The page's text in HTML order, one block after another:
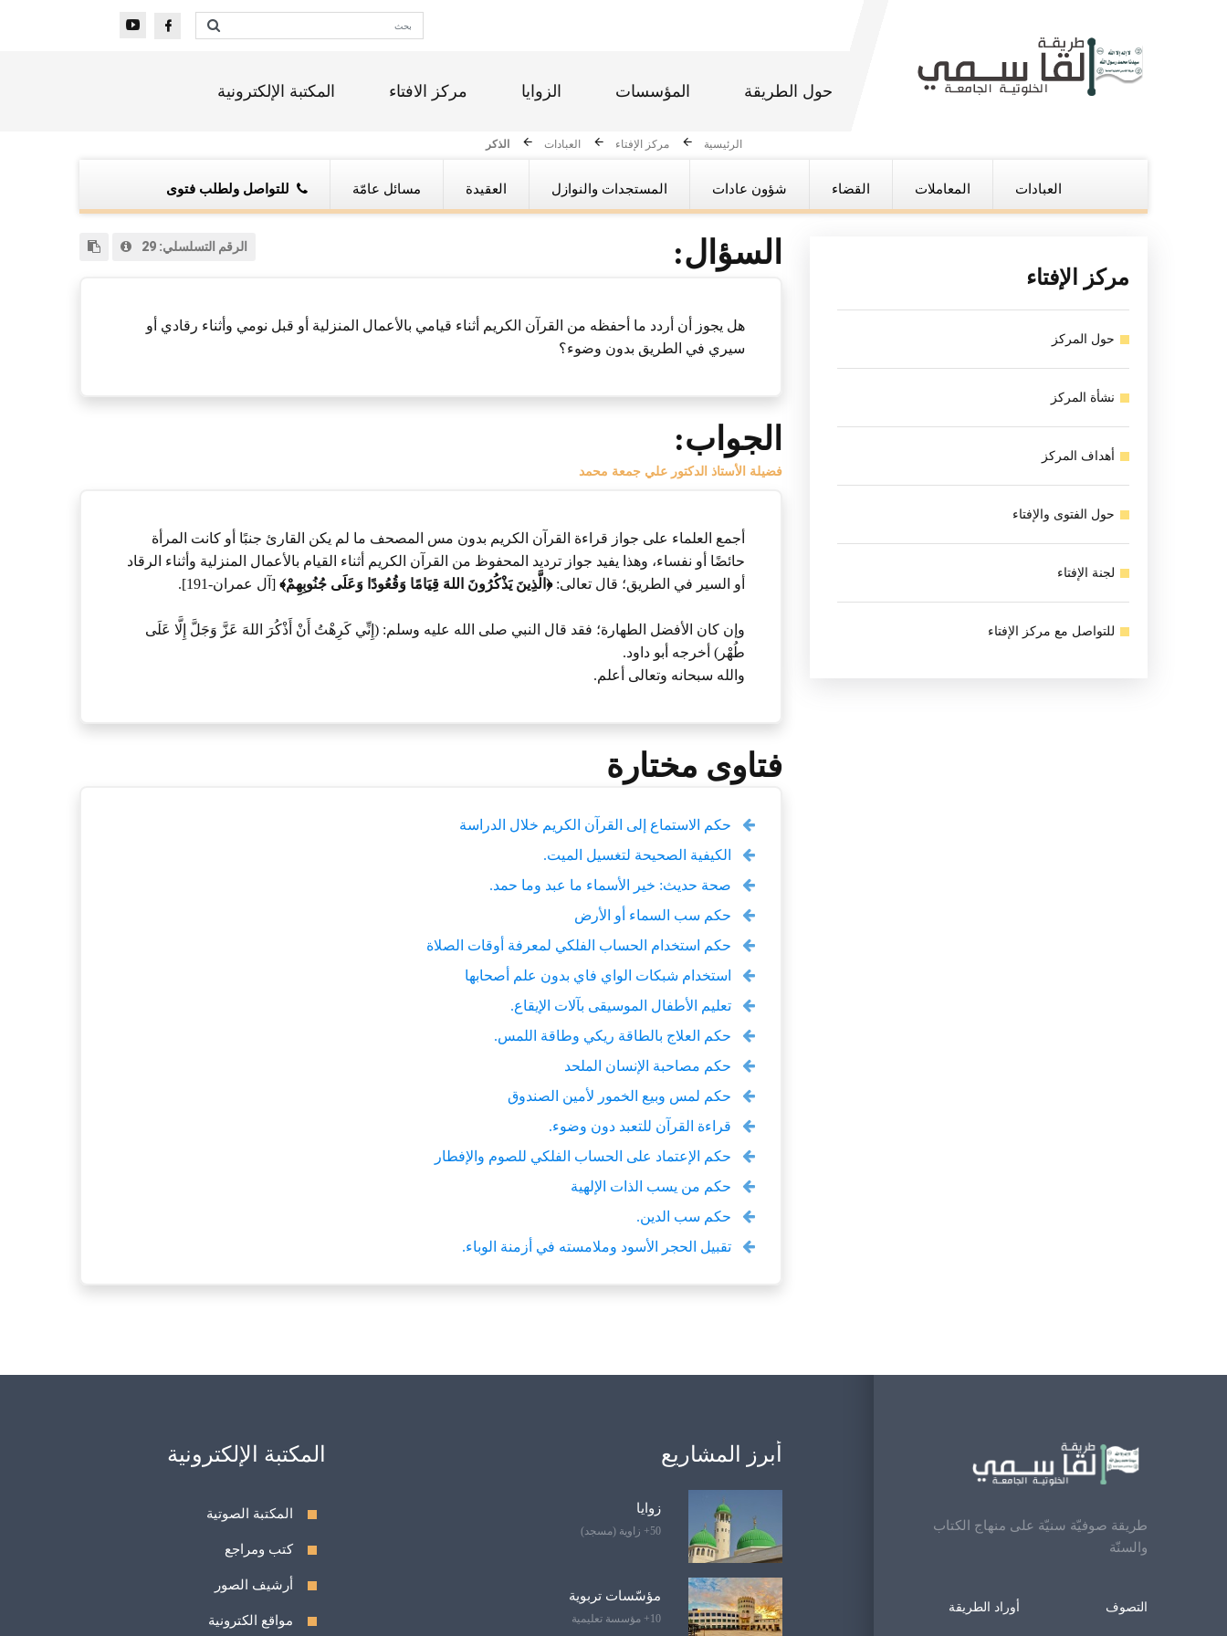
حول الطريقة المؤسسات الزوايا مركز الافتاء المكتبة الإلكترونية
الرئيسية مركز الإفتاء العبادات الذكر
العبادات المعاملات القضاء شؤون عادات المستجدات والنوازل العقيدة مسائل عامّة للتواصل ولطلب فتوى
السؤال: الرقم التسلسلي: 29
هل يجوز أن أردد ما أحفظه من القرآن الكريم أثناء قيامي بالأعمال المنزلية أو قبل نومي وأثناء رقادي أو
سيري في الطريق بدون وضوء؟
الجواب:
فضيلة الأستاذ الدكتور علي جمعة محمد
أجمع العلماء على جواز قراءة القرآن الكريم بدون مس المصحف ما لم يكن القارئ جنبًا أو كانت المرأة
حائضًا أو نفساء، وهذا يفيد جواز ترديد المحفوظ من القرآن الكريم أثناء القيام بالأعمال المنزلية وأثناء الرقاد
أو السير في الطريق؛ قال تعالى:﴿الَّذِينَ يَذْكُرُونَ اللهَ قِيَامًا وَقُعُودًا وَعَلَى جُنُوبِهِمْ﴾ [آل عمران-191].
وإن كان الأفضل الطهارة؛ فقد قال النبي صلى الله عليه وسلم: (إِنِّي كَرِهْتُ أَنْ أَذْكُرَ اللهَ عَزَّ وَجَلَّ إِلَّا عَلَى
طُهْر) أخرجه أبو داود.
والله سبحانه وتعالى أعلم.
فتاوى مختارة
حكم الاستماع إلى القرآن الكريم خلال الدراسة
الكيفية الصحيحة لتغسيل الميت.
صحة حديث: خير الأسماء ما عبد وما حمد.
حكم سب السماء أو الأرض
حكم استخدام الحساب الفلكي لمعرفة أوقات الصلاة
استخدام شبكات الواي فاي بدون علم أصحابها
تعليم الأطفال الموسيقى بآلات الإيقاع.
حكم العلاج بالطاقة ريكي وطاقة اللمس.
حكم مصاحبة الإنسان الملحد
حكم لمس وبيع الخمور لأمين الصندوق
قراءة القرآن للتعبد دون وضوء.
حكم الإعتماد على الحساب الفلكي للصوم والإفطار
حكم من يسب الذات الإلهية
حكم سب الدين.
تقبيل الحجر الأسود وملامسته في أزمنة الوباء.
مركز الإفتاء
حول المركز
نشأة المركز
أهداف المركز
حول الفتوى والإفتاء
لجنة الإفتاء
للتواصل مع مركز الإفتاء
طريقة صوفيّة سنيّة على منهاج الكتاب
والسنّة
التصوف أوراد الطريقة
أبرز المشاريع
زوايا
50+ زاوية (مسجد)
مؤسّسات تربوية
10+ مؤسسة تعليمية
المكتبة الإلكترونية
المكتبة الصوتية
كتب ومراجع
أرشيف الصور
مواقع الكترونية